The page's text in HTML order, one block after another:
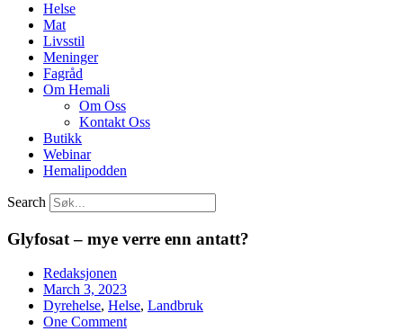
Helse
Mat
Livsstil
Meninger
Fagråd
Om Hemali
Om Oss
Kontakt Oss
Butikk
Webinar
Hemalipodden
Search
Glyfosat – mye verre enn antatt?
Redaksjonen
March 3, 2023
Dyrehelse, Helse, Landbruk
One Comment